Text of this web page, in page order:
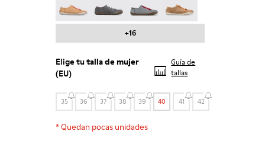
+16
Elige tutalla de mujer
(EU)
Guía de
tallas
35 36 37 38 39 40 41 42
*Quedan pocas unidades